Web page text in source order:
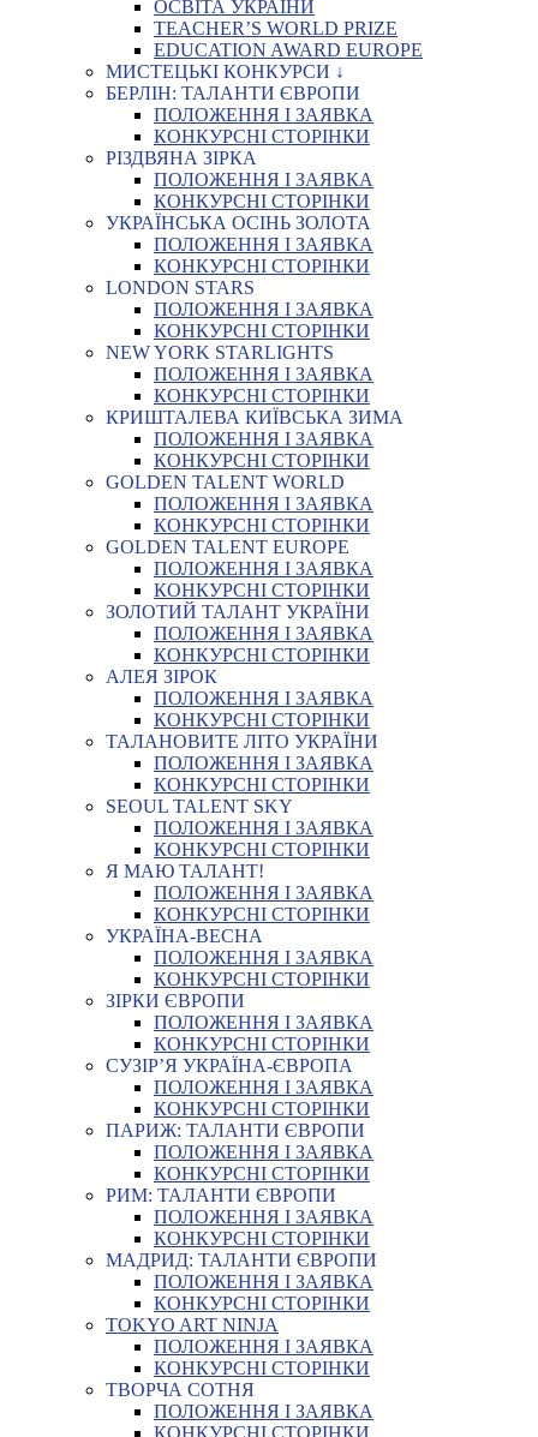
ОСВІТА УКРАЇНИ
TEACHER’S WORLD PRIZE
EDUCATION AWARD EUROPE
МИСТЕЦЬКІ КОНКУРСИ ↓
БЕРЛІН: ТАЛАНТИ ЄВРОПИ
ПОЛОЖЕННЯ І ЗАЯВКА
КОНКУРСНІ СТОРІНКИ
РІЗДВЯНА ЗІРКА
ПОЛОЖЕННЯ І ЗАЯВКА
КОНКУРСНІ СТОРІНКИ
УКРАЇНСЬКА ОСІНЬ ЗОЛОТА
ПОЛОЖЕННЯ І ЗАЯВКА
КОНКУРСНІ СТОРІНКИ
LONDON STARS
ПОЛОЖЕННЯ І ЗАЯВКА
КОНКУРСНІ СТОРІНКИ
NEW YORK STARLIGHTS
ПОЛОЖЕННЯ І ЗАЯВКА
КОНКУРСНІ СТОРІНКИ
КРИШТАЛЕВА КИЇВСЬКА ЗИМА
ПОЛОЖЕННЯ І ЗАЯВКА
КОНКУРСНІ СТОРІНКИ
GOLDEN TALENT WORLD
ПОЛОЖЕННЯ І ЗАЯВКА
КОНКУРСНІ СТОРІНКИ
GOLDEN TALENT EUROPE
ПОЛОЖЕННЯ І ЗАЯВКА
КОНКУРСНІ СТОРІНКИ
ЗОЛОТИЙ ТАЛАНТ УКРАЇНИ
ПОЛОЖЕННЯ І ЗАЯВКА
КОНКУРСНІ СТОРІНКИ
АЛЕЯ ЗІРОК
ПОЛОЖЕННЯ І ЗАЯВКА
КОНКУРСНІ СТОРІНКИ
ТАЛАНОВИТЕ ЛІТО УКРАЇНИ
ПОЛОЖЕННЯ І ЗАЯВКА
КОНКУРСНІ СТОРІНКИ
SEOUL TALENT SKY
ПОЛОЖЕННЯ І ЗАЯВКА
КОНКУРСНІ СТОРІНКИ
Я МАЮ ТАЛАНТ!
ПОЛОЖЕННЯ І ЗАЯВКА
КОНКУРСНІ СТОРІНКИ
УКРАЇНА-ВЕСНА
ПОЛОЖЕННЯ І ЗАЯВКА
КОНКУРСНІ СТОРІНКИ
ЗІРКИ ЄВРОПИ
ПОЛОЖЕННЯ І ЗАЯВКА
КОНКУРСНІ СТОРІНКИ
СУЗІР’Я УКРАЇНА-ЄВРОПА
ПОЛОЖЕННЯ І ЗАЯВКА
КОНКУРСНІ СТОРІНКИ
ПАРИЖ: ТАЛАНТИ ЄВРОПИ
ПОЛОЖЕННЯ І ЗАЯВКА
КОНКУРСНІ СТОРІНКИ
РИМ: ТАЛАНТИ ЄВРОПИ
ПОЛОЖЕННЯ І ЗАЯВКА
КОНКУРСНІ СТОРІНКИ
МАДРИД: ТАЛАНТИ ЄВРОПИ
ПОЛОЖЕННЯ І ЗАЯВКА
КОНКУРСНІ СТОРІНКИ
TOKYO ART NINJA
ПОЛОЖЕННЯ І ЗАЯВКА
КОНКУРСНІ СТОРІНКИ
ТВОРЧА СОТНЯ
ПОЛОЖЕННЯ І ЗАЯВКА
КОНКУРСНІ СТОРІНКИ